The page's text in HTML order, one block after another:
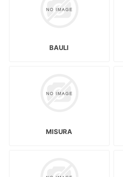
BAULI
MISURA